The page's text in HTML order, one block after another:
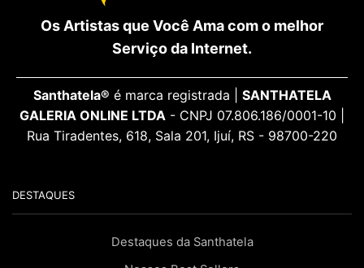
Os Artistas que Você Ama com o melhor
Serviço da Internet.
Santhatela® é marca registrada | SANTHATELA
GALERIA ONLINE LTDA - CNPJ 07.806.186/0001-10 |
Rua Tiradentes, 618, Sala 201, Ijuí, RS - 98700-220
DESTAQUES
Destaques da Santhatela